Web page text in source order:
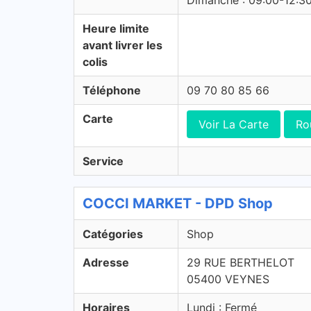
Heure limite
avant livrer les
colis
Téléphone 09 70 80 85 66
Carte Voir La Carte
Service
COCCI MARKET - DPD Shop
Catégories Shop
Adresse
29 RUE BERTHELOT
05400 VEYNES
Horaires
Lundi : Fermé